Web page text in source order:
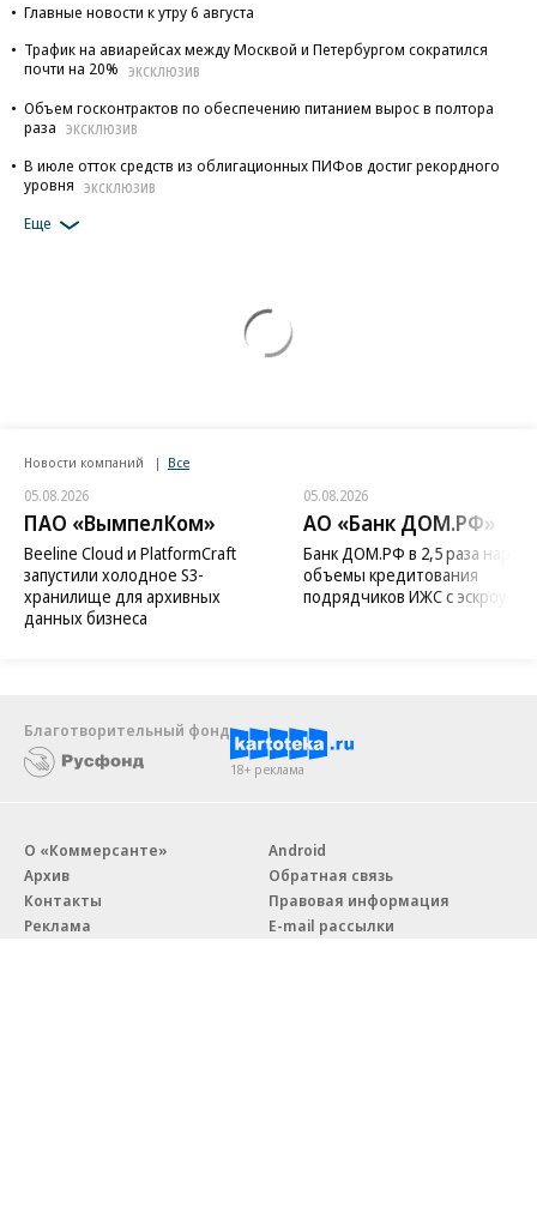
Главные новости к утру 6 августа
Трафик на авиарейсах между Москвой и Петербургом сократился
почти на 20%
ЭКСКЛЮЗИВ
Объем госконтрактов по обеспечению питанием вырос в полтора
раза
ЭКСКЛЮЗИВ
В июле отток средств из облигационных ПИФов достиг рекордного
уровня
ЭКСКЛЮЗИВ
Еще
Новости компаний Все
05.08.2026
ПАО «ВымпелКом»
Beeline Cloud и PlatformCraft
запустили холодное S3-
хранилище для архивных
данных бизнеса
05.08.2026
АО «Банк ДОМ.РФ»
Банк ДОМ.РФ в 2,5 раза
объемы кредитования
подрядчиков ИЖС с эскроу
Благотворительный фонд
18+ реклама
О «Коммерсанте»
Архив
Контакты
Реклама
Android
Обратная связь
Правовая информация
E-mail рассылки